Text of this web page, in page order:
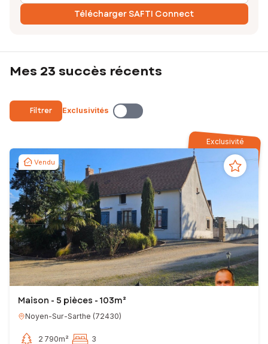
Télécharger SAFTI Connect
Mes 23 succès récents
Filtrer Exclusivités
Exclusivité
Vendu
Maison - 5 pièces - 103m²
Noyen-Sur-Sarthe (72430)
2 790m² 3